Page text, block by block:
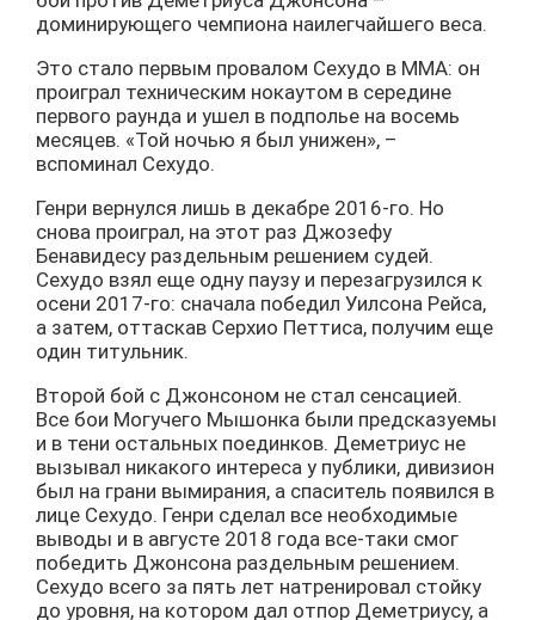
доминирующего чемпиона наилегчайшего веса.
Это стало первым провалом Сехудо в MMA: он
проиграл техническим нокаутом в середине
первого раунда и ушел в подполье на восемь
месяцев. «Той ночью я был унижен», –
вспоминал Сехудо.
Генри вернулся лишь в декабре 2016-го. Но
снова проиграл, на этот раз Джозефу
Бенавидесу раздельным решением судей.
Сехудо взял еще одну паузу и перезагрузился к
осени 2017-го: сначала победил Уилсона Рейса,
а затем, оттаскав Серхио Петтиса, получим еще
один титульник.
Второй бой с Джонсоном не стал сенсацией.
Все бои Могучего Мышонка были предсказуемы
и в тени остальных поединков. Деметриус не
вызывал никакого интереса у публики, дивизион
был на грани вымирания, а спаситель появился в
лице Сехудо. Генри сделал все необходимые
выводы и в августе 2018 года все-таки смог
победить Джонсона раздельным решением.
Сехудо всего за пять лет натренировал стойку
до уровня, на котором дал отпор Деметриусу, а